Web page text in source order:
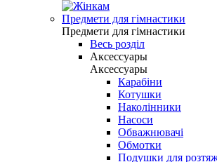
Предмети для гімнастики
Предмети для гімнастики
Весь розділ
Аксессуары
Аксессуары
Карабіни
Котушки
Наколінники
Насоси
Обважнювачі
Обмотки
Подушки для